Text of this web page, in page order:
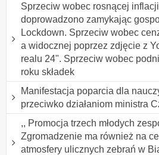
Sprzeciw wobec rosnącej
doprowadzono zamykając
Lockdown. Sprzeciw wobec
a widocznej poprzez zdjęcie z
realu 24". Sprzeciw wobec
roku składek
Manifestacja poparcia dla
przeciwko działaniom ministra
,, Promocja trzech młodych
Zgromadzenie ma również na
atmosfery ulicznych zebrań w